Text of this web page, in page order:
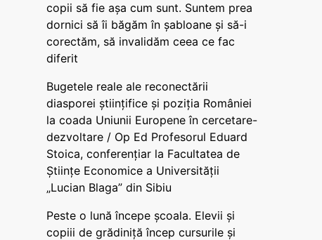
copii să fie așa cum sunt. Suntem prea
dornici să îi băgăm în șabloane și să-i
corectăm, să invalidăm ceea ce fac
diferit
Bugetele reale ale reconectării
diasporei științifice și poziția României
la coada Uniunii Europene în cercetare-
dezvoltare / Op Ed Profesorul Eduard
Stoica, conferențiar la Facultatea de
Științe Economice a Universității
„Lucian Blaga” din Sibiu
Peste o lună începe școala. Elevii și
copiii de grădiniță încep cursurile și